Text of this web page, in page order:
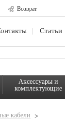
Возврат
Статьи
Аксессуары и
комплектующие
кабели